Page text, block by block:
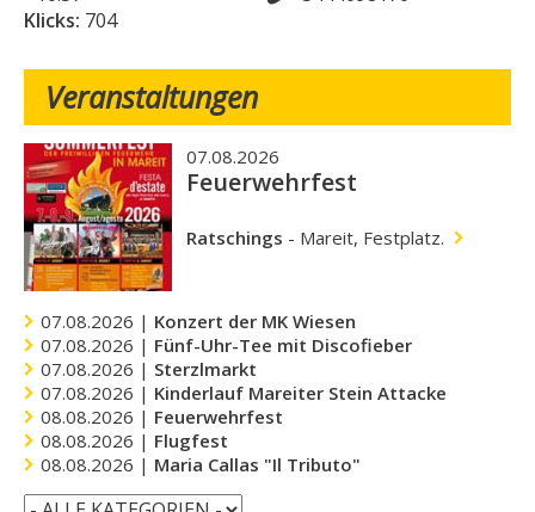
Klicks: 704
Veranstaltungen
07.08.2026
Feuerwehrfest
Ratschings - Mareit, Festplatz.
07.08.2026 | Konzert der MK Wiesen
07.08.2026 | Fünf-Uhr-Tee mit Discofieber
07.08.2026 | Sterzlmarkt
07.08.2026 | Kinderlauf Mareiter Stein Attacke
08.08.2026 | Feuerwehrfest
08.08.2026 | Flugfest
08.08.2026 | Maria Callas "Il Tributo"